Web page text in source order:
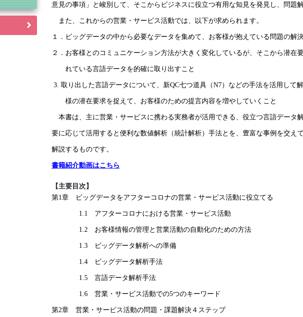
意見の事項」と峻別して、そこからビジネスに役立つ有用な知見を発見し、問題
また、これからの営業・サービス活動では、以下が求められます。
１．ビッグデータの中から必要なデータを集めて、お客様が抱えている問題の解
２．お客様とのコミュニケーション方法が大きく変化しているが、そこ
れている言語データを的確に取り出すこと
3. 取り出した言語データについて、新QC七つ道具（N7）などの手法を活用して
様の潜在要求を捉えて、お客様のための提言内容を増やしていくこと
本書は、主に営業・サービスに携わる実務者が活用できる、役立つ言語データ
要に応じて活用すると便利な数値解析（統計解析）手法とを、豊富な事例を交え
解説するものです。
書籍紹介動画はこちら
【主要目次】
第1章 ビッグデータをアフターコロナの営業・サービス活動に役立てる
1.1 アフターコロナにおける営業・サービス活動
1.2 お客様情報の管理と営業活動の自動化のための方法
1.3 ビッグデータ解析への準備
1.4 ビッグデータ解析手法
1.5 言語データ解析手法
1.6 営業・サービス活動での5つのキーワード
第2章 営業・サービス活動の問題・課題解決４ステップ